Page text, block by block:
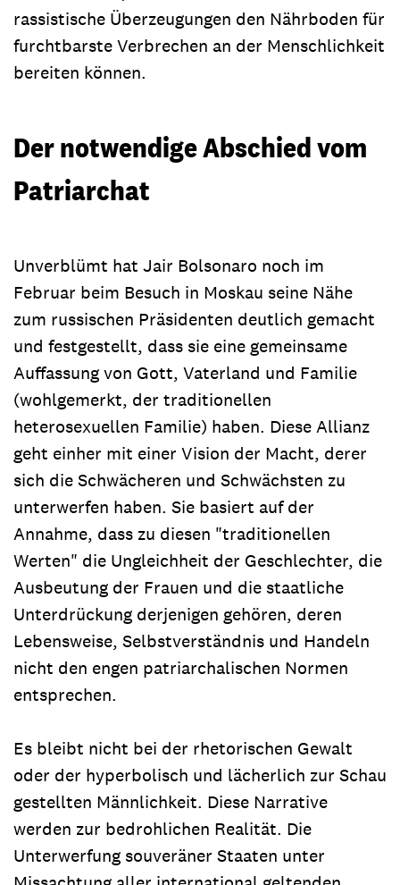
rassistische Überzeugungen den Nährboden für
furchtbarste Verbrechen an der Menschlichkeit
bereiten können.
Der notwendige Abschied vom
Patriarchat
Unverblümt hat Jair Bolsonaro noch im
Februar beim Besuch in Moskau seine Nähe
zum russischen Präsidenten deutlich gemacht
und festgestellt, dass sie eine gemeinsame
Auffassung von Gott, Vaterland und Familie
(wohlgemerkt, der traditionellen
heterosexuellen Familie) haben. Diese Allianz
geht einher mit einer Vision der Macht, derer
sich die Schwächeren und Schwächsten zu
unterwerfen haben. Sie basiert auf der
Annahme, dass zu diesen "traditionellen
Werten" die Ungleichheit der Geschlechter, die
Ausbeutung der Frauen und die staatliche
Unterdrückung derjenigen gehören, deren
Lebensweise, Selbstverständnis und Handeln
nicht den engen patriarchalischen Normen
entsprechen.
Es bleibt nicht bei der rhetorischen Gewalt
oder der hyperbolisch und lächerlich zur Schau
gestellten Männlichkeit. Diese Narrative
werden zur bedrohlichen Realität. Die
Unterwerfung souveräner Staaten unter